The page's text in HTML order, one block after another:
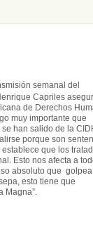
semanal del
Capriles
de Derechos
muy importante que
han salido de la
porque son
que los
Esto nos afecta a
absoluto que
esto tiene que
Magna”.